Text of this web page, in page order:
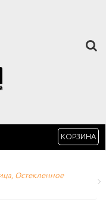
КОРЗИНА
Остекленное